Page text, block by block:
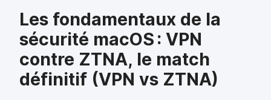
Les fondamentaux de la
sécurité macOS : VPN
contre ZTNA, le match
définitif (VPN vs ZTNA)